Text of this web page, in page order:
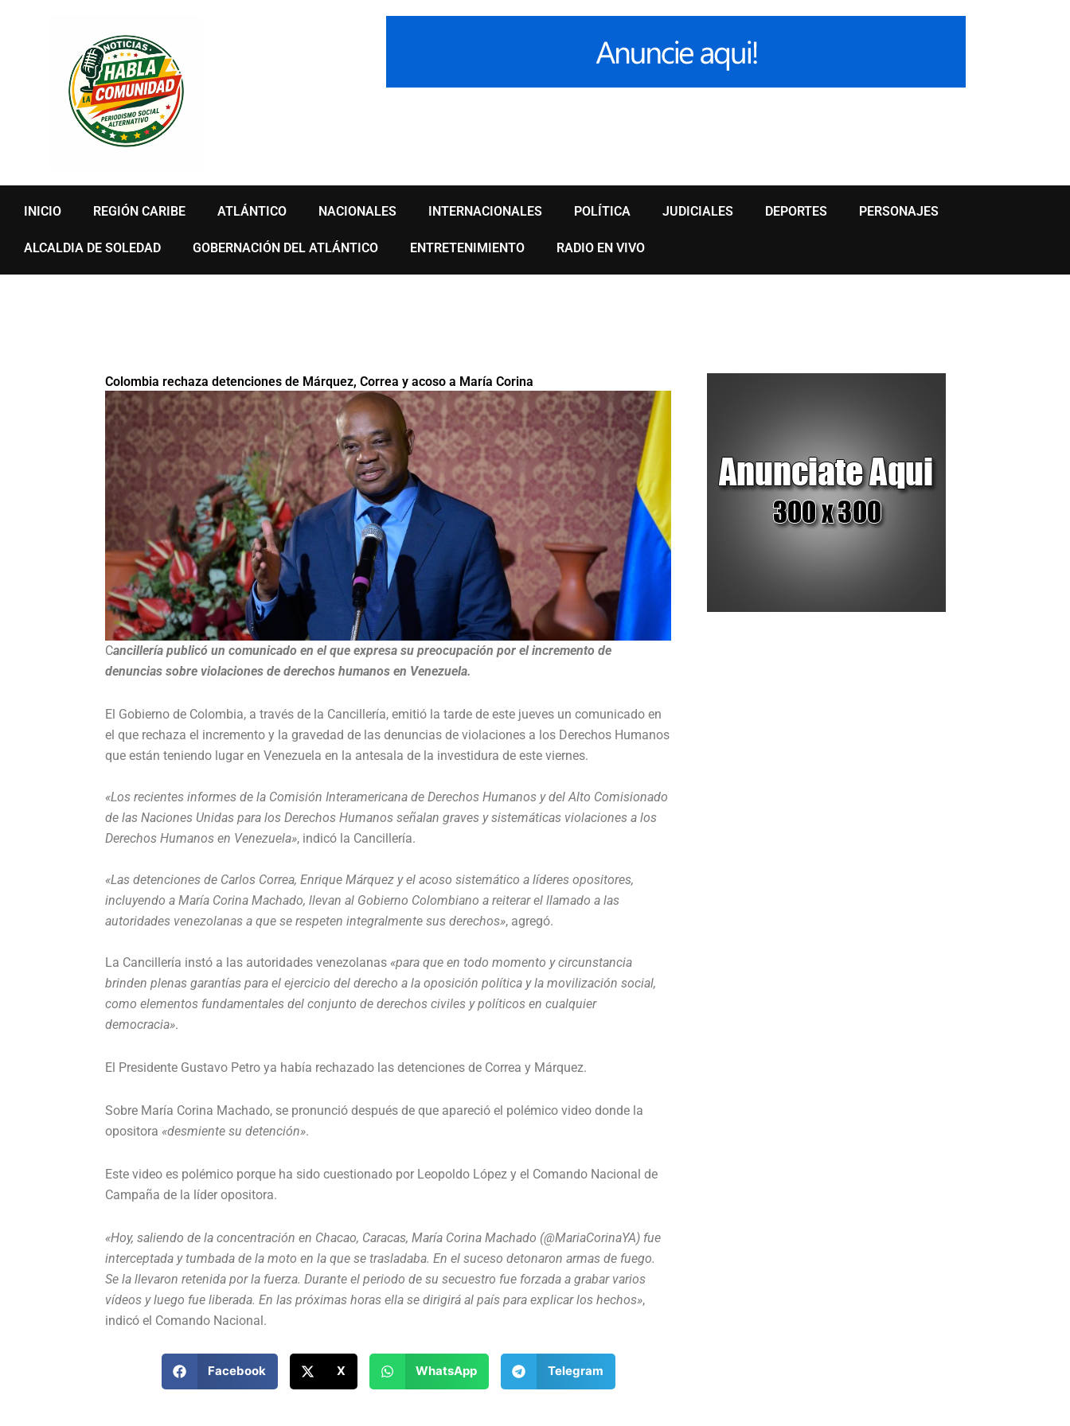
INICIO REGIÓN CARIBE ATLÁNTICO NACIONALES INTERNACIONALES POLÍTICA JUDICIALES DEPORTES PERSONAJES
ALCALDIA DE SOLEDAD GOBERNACIÓN DEL ATLÁNTICO ENTRETENIMIENTO RADIO EN VIVO
Colombia rechaza detenciones de Márquez, Correa y acoso a María Corina
Cancillería publicó un comunicado en el que expresa su preocupación por el incremento de
denuncias sobre violaciones de derechos humanos en Venezuela.
El Gobierno de Colombia, a través de la Cancillería, emitió la tarde de este jueves un comunicado en
el que rechaza el incremento y la gravedad de las denuncias de violaciones a los Derechos Humanos
que están teniendo lugar en Venezuela en la antesala de la investidura de este viernes.
«Los recientes informes de la Comisión Interamericana de Derechos Humanos y del Alto Comisionado
de las Naciones Unidas para los Derechos Humanos señalan graves y sistemáticas violaciones a los
Derechos Humanos en Venezuela», indicó la Cancillería.
«Las detenciones de Carlos Correa, Enrique Márquez y el acoso sistemático a líderes opositores,
incluyendo a María Corina Machado, llevan al Gobierno Colombiano a reiterar el llamado a las
autoridades venezolanas a que se respeten integralmente sus derechos», agregó.
La Cancillería instó a las autoridades venezolanas «para que en todo momento y circunstancia
brinden plenas garantías para el ejercicio del derecho a la oposición política y la movilización social,
como elementos fundamentales del conjunto de derechos civiles y políticos en cualquier
democracia».
El Presidente Gustavo Petro ya había rechazado las detenciones de Correa y Márquez.
Sobre María Corina Machado, se pronunció después de que apareció el polémico video donde la
opositora «desmiente su detención».
Este video es polémico porque ha sido cuestionado por Leopoldo López y el Comando Nacional de
Campaña de la líder opositora.
«Hoy, saliendo de la concentración en Chacao, Caracas, María Corina Machado (@MariaCorinaYA) fue
interceptada y tumbada de la moto en la que se trasladaba. En el suceso detonaron armas de fuego.
Se la llevaron retenida por la fuerza. Durante el periodo de su secuestro fue forzada a grabar varios
vídeos y luego fue liberada. En las próximas horas ella se dirigirá al país para explicar los hechos»,
indicó el Comando Nacional.
Facebook X WhatsApp Telegram